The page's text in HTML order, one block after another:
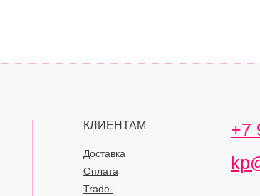
КЛИЕНТАМ
Доставка
Оплата
Trade-
+7